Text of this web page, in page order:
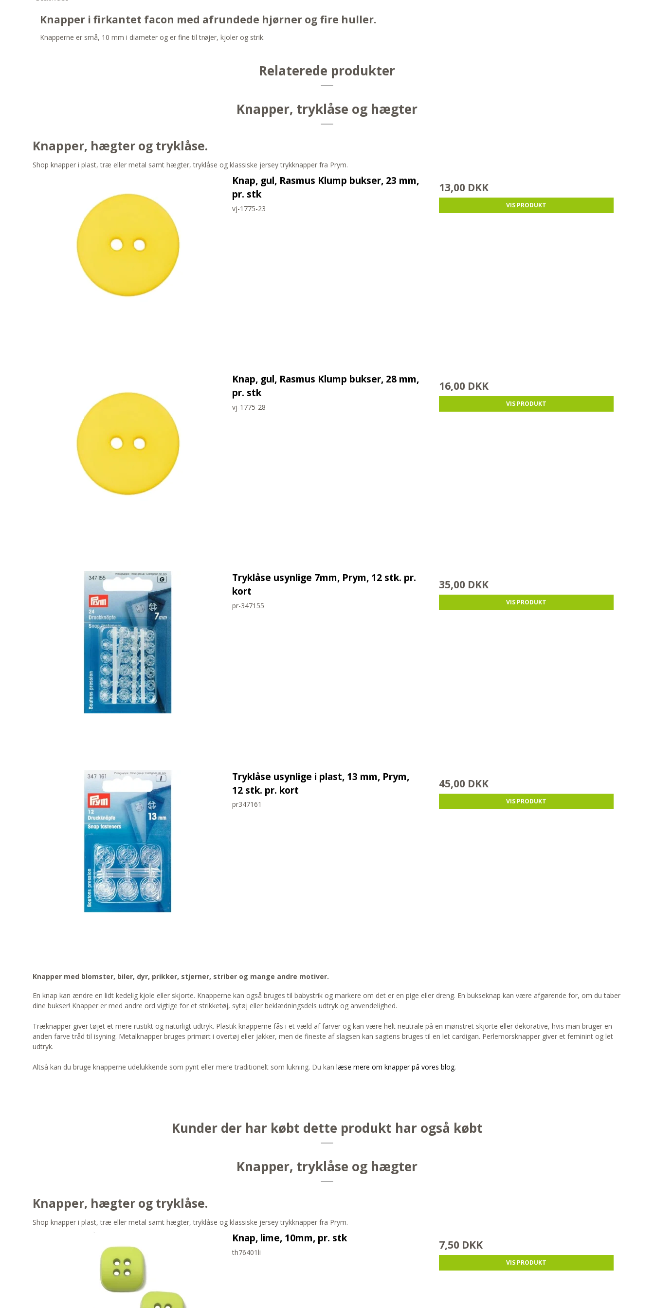
Knapper i firkantet facon med afrundede hjørner og fire huller.
Knapperne er små, 10 mm i diameter og er fine til trøjer, kjoler og strik.
Relaterede produkter
Knapper, tryklåse og hægter
Knapper, hægter og tryklåse.
Shop knapper i plast, træ eller metal samt hægter, tryklåse og klassiske jersey trykknapper fra Prym.
Knap, gul, Rasmus Klump bukser, 23 mm,
pr. stk
vj-1775-23
13,00 DKK
VIS PRODUKT
Knap, gul, Rasmus Klump bukser, 28 mm,
pr. stk
vj-1775-28
16,00 DKK
VIS PRODUKT
Tryklåse usynlige 7mm, Prym, 12 stk. pr.
kort
pr-347155
35,00 DKK
VIS PRODUKT
Tryklåse usynlige i plast, 13 mm, Prym,
12 stk. pr. kort
pr347161
45,00 DKK
VIS PRODUKT
Knapper med blomster, biler, dyr, prikker, stjerner, striber og mange andre motiver.
En knap kan ændre en lidt kedelig kjole eller skjorte. Knapperne kan også bruges til babystrik og markere om det er en pige eller dreng. En bukseknap kan være afgørende for, om du taber
dine bukser! Knapper er med andre ord vigtige for et strikketøj, sytøj eller beklædningsdels udtryk og anvendelighed.
Træknapper giver tøjet et mere rustikt og naturligt udtryk. Plastik knapperne fås i et væld af farver og kan være helt neutrale på en mønstret skjorte eller dekorative, hvis man bruger en
anden farve tråd til isyning. Metalknapper bruges primørt i overtøj eller jakker, men de fineste af slagsen kan sagtens bruges til en let cardigan. Perlemorsknapper giver et feminint og let
udtryk.
Altså kan du bruge knapperne udelukkende som pynt eller mere traditionelt som lukning. Du kan læse mere om knapper på vores blog.
Kunder der har købt dette produkt har også købt
Knapper, tryklåse og hægter
Knapper, hægter og tryklåse.
Shop knapper i plast, træ eller metal samt hægter, tryklåse og klassiske jersey trykknapper fra Prym.
Knap, lime, 10mm, pr. stk
th76401li
7,50 DKK
VIS PRODUKT